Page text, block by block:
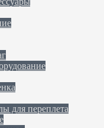
для переплета